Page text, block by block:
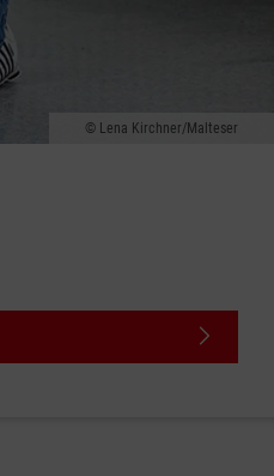
Lena Kirchner/Malteser